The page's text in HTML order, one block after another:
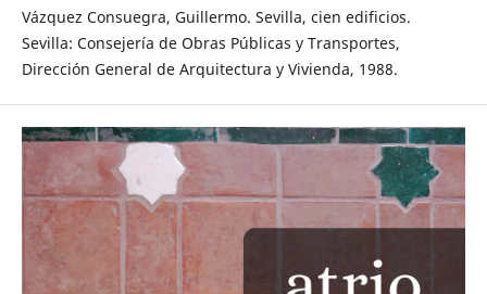
Vázquez Consuegra, Guillermo. Sevilla, cien edificios.
Sevilla: Consejería de Obras Públicas y Transportes,
Dirección General de Arquitectura y Vivienda, 1988.